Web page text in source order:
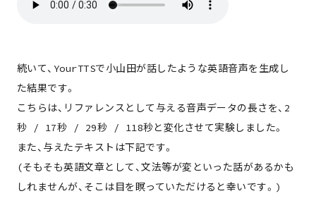
続いて、YourTTSで小山田が話したような英語音声を生成し
た結果です。
こちらは、リファレンスとして与える音声データの長さを、2
秒 / 17秒 / 29秒 / 118秒と変化させて実験しました。
また、与えたテキストは下記です。
(そもそも英語文章として、文法等が変といった話があるかも
しれませんが、そこは目を瞑っていただけると幸いです。)